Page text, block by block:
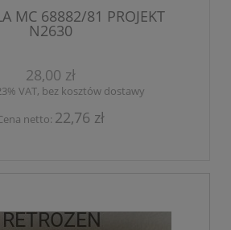
MC 68882/81 PROJEKT
N2630
28,00 zł
VAT, bez kosztów dostawy
netto: 22,76 zł